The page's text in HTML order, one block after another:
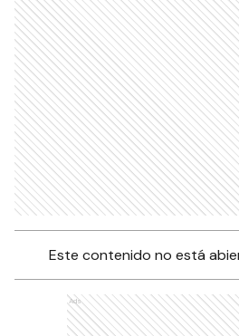
Este contenido no está
Ads